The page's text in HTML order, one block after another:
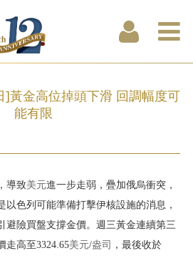
黃金高位掉頭下滑 回調幅度可
能有限
導致美元進一步走弱，疊加俄烏衝突，
以色列可能準備打擊伊核設施的消息，
避險買盤支撐金價。週三黃金連續第三
走高至3324.65美元/盎司
，最後收於